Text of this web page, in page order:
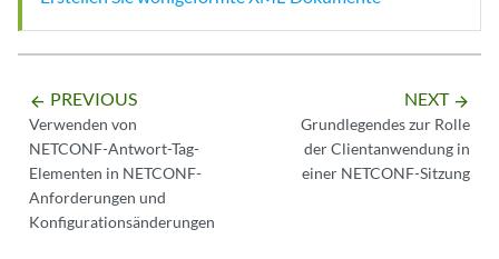
arrow_backward PREVIOUS
Verwenden von
NETCONF-Antwort-Tag-
Elementen in NETCONF-
Anforderungen und
Konfigurationsänderungen
NEXT arrow_forward
Grundlegendes zur Rolle
der Clientanwendung in
einer NETCONF-Sitzung